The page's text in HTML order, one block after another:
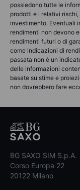
possiedono tutte le
prodotti e i relativi
investimento. Eventuali
rendimenti non devono
rendimenti futuri o di
come indicazioni di
passata non è un
delle informazioni
basate su stime e
non dovrebbero fare
BG SAXO SIM S.p.A.
Corso Europa 22
20122 Milano